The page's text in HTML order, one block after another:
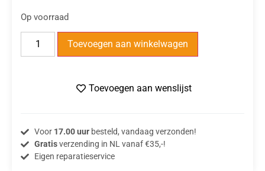
Op voorraad
Toevoegen aan winkelwagen
Toevoegen aan wenslijst
Voor 17.00 uurbesteld, vandaag verzonden!
Gratisverzending in NL vanaf €35,-!
Eigen reparatieservice